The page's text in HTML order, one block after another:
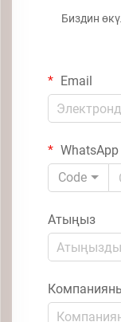
Биздин
Email
WhatsApp
Code
Атыңыз